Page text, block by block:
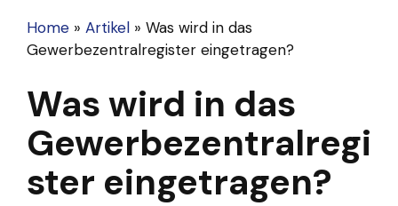
Home » Artikel » Was wird in das
Gewerbezentralregister eingetragen?
Was wird in das
Gewerbezentralregi
ster eingetragen?